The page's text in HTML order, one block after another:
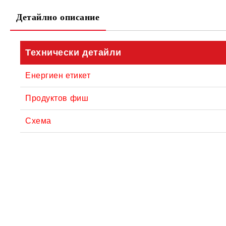
Детайлно описание
Технически детайли
Енергиен етикет
Продуктов фиш
Схема